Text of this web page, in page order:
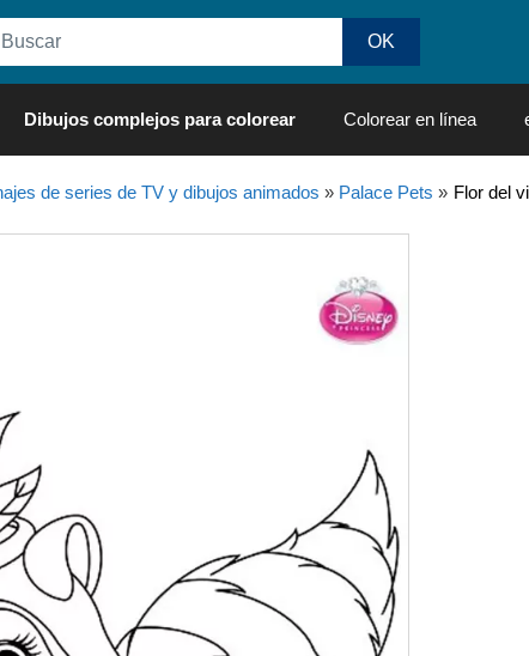
Dibujos complejos para colorear Colorear en línea
de series de TV y dibujos animados » Palace Pets » Flor del